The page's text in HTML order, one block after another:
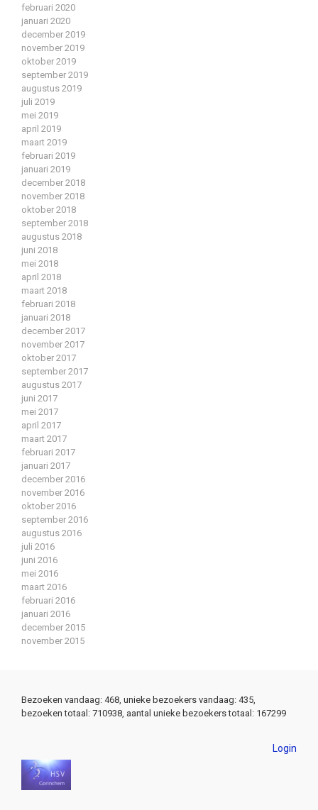
februari 2020
januari 2020
december 2019
november 2019
oktober 2019
september 2019
augustus 2019
juli 2019
mei 2019
april 2019
maart 2019
februari 2019
januari 2019
december 2018
november 2018
oktober 2018
september 2018
augustus 2018
juni 2018
mei 2018
april 2018
maart 2018
februari 2018
januari 2018
december 2017
november 2017
oktober 2017
september 2017
augustus 2017
juni 2017
mei 2017
april 2017
maart 2017
februari 2017
januari 2017
december 2016
november 2016
oktober 2016
september 2016
augustus 2016
juli 2016
juni 2016
mei 2016
maart 2016
februari 2016
januari 2016
december 2015
november 2015
Bezoeken vandaag: 468, unieke bezoekers vandaag: 435,
bezoeken totaal: 710938, aantal unieke bezoekers totaal: 167299
Login